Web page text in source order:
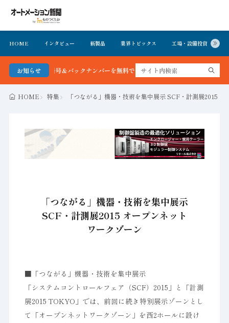
HOME インタビュー 新製品 業界トピックス 工場・設備投資
お知らせ
最新号＆バックナンバーを無料で公開中 詳細はこちら
HOME 特集 「つながる」機器・技術を集中展示 SCF・計測展2015
「つながる」機器・技術を集中展示
SCF・計測展2015 オープンネット
ワークゾーン
■「つながる」機器・技術を集中展示
「システムコントロールフェア（SCF）2015」と「計測
展2015 TOKYO」では、前回に続き特別展示ゾーンとし
て「オープンネットワークゾーン」を西2ホールに設け